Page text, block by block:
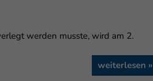
werden musste, wird am 2.
weiterlesen »